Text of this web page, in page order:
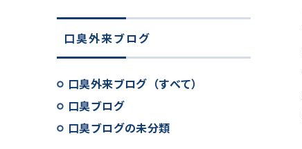
口臭外来ブログ
口臭外来ブログ（すべて）
口臭ブログ
口臭ブログの未分類